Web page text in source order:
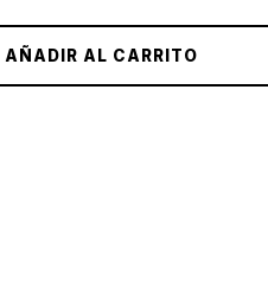
AÑADIR AL CARRITO